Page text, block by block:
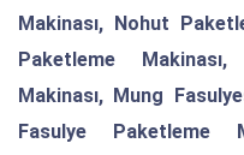
Makinası, Nohut
Paketleme
Makinası, Mung
Fasulye Paketleme